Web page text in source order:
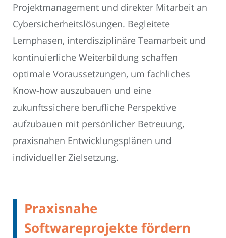
Projektmanagement und direkter Mitarbeit an
Cybersicherheitslösungen. Begleitete
Lernphasen, interdisziplinäre Teamarbeit und
kontinuierliche Weiterbildung schaffen
optimale Voraussetzungen, um fachliches
Know-how auszubauen und eine
zukunftssichere berufliche Perspektive
aufzubauen mit persönlicher Betreuung,
praxisnahen Entwicklungsplänen und
individueller Zielsetzung.
Praxisnahe
Softwareprojekte fördern